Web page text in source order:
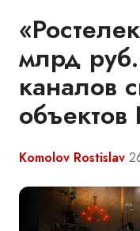
млрд
каналов
объектов
Komolov Rostislav